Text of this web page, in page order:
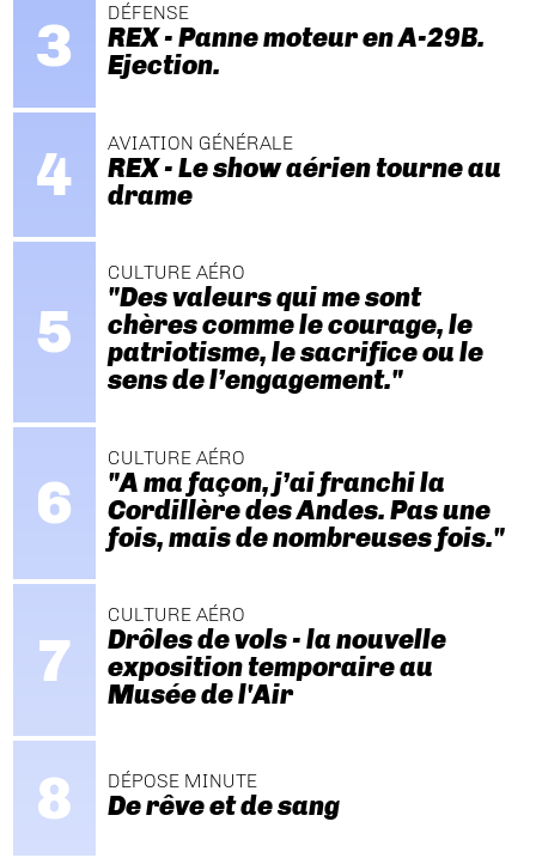
DÉFENSE
REX - Panne moteur en A-29B.
Ejection.
AVIATION GÉNÉRALE
REX - Le show aérien tourne au
drame
CULTURE AÉRO
"Des valeurs qui me sont
chères comme le courage, le
patriotisme, le sacrifice ou le
sens de l’engagement."
CULTURE AÉRO
"A ma façon, j’ai franchi la
Cordillère des Andes. Pas une
fois, mais de nombreuses fois."
CULTURE AÉRO
Drôles de vols - la nouvelle
exposition temporaire au
Musée de l'Air
DÉPOSE MINUTE
De rêve et de sang